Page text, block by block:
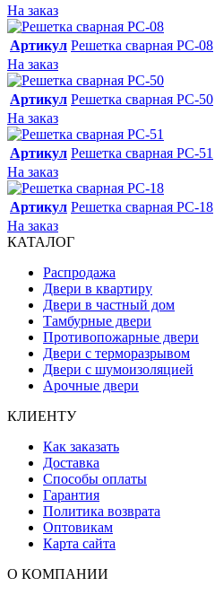
На заказ
Артикул Решетка сварная РС-08
На заказ
Артикул Решетка сварная РС-50
На заказ
Артикул Решетка сварная РС-51
На заказ
Артикул Решетка сварная РС-18
На заказ
КАТАЛОГ
Распродажа
Двери в квартиру
Двери в частный дом
Тамбурные двери
Противопожарные двери
Двери с терморазрывом
Двери с шумоизоляцией
Арочные двери
КЛИЕНТУ
Как заказать
Доставка
Способы оплаты
Гарантия
Политика возврата
Оптовикам
Карта сайта
О КОМПАНИИ